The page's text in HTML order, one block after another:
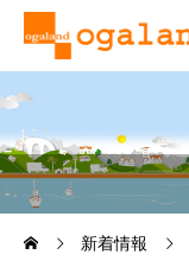
新着情報